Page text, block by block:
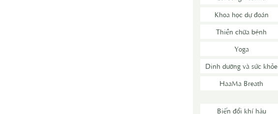
Khoa học dự đoán
Thiền chữa bệnh
Yoga
Dinh dưỡng và sức khỏe
HaaMa Breath
Biến đổi khí hậu